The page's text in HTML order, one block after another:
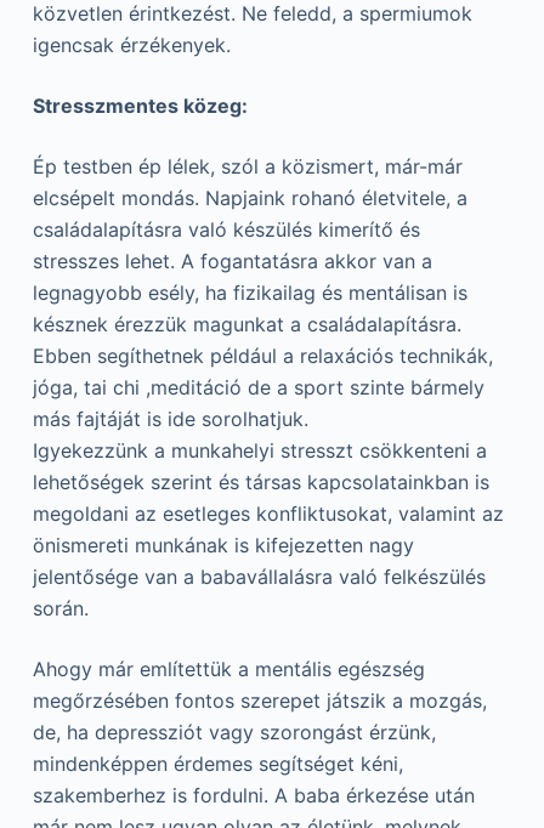
közvetlen érintkezést. Ne feledd, a spermiumok
igencsak érzékenyek.
Stresszmentes közeg:
Ép testben ép lélek, szól a közismert, már-már
elcsépelt mondás. Napjaink rohanó életvitele, a
családalapításra való készülés kimerítő és
stresszes lehet. A fogantatásra akkor van a
legnagyobb esély, ha fizikailag és mentálisan is
késznek érezzük magunkat a családalapításra.
Ebben segíthetnek például a relaxációs technikák,
jóga, tai chi ,meditáció de a sport szinte bármely
más fajtáját is ide sorolhatjuk.
Igyekezzünk a munkahelyi stresszt csökkenteni a
lehetőségek szerint és társas kapcsolatainkban is
megoldani az esetleges konfliktusokat, valamint az
önismereti munkának is kifejezetten nagy
jelentősége van a babavállalásra való felkészülés
során.
Ahogy már említettük a mentális egészség
megőrzésében fontos szerepet játszik a mozgás,
de, ha depressziót vagy szorongást érzünk,
mindenképpen érdemes segítséget kéni,
szakemberhez is fordulni. A baba érkezése után